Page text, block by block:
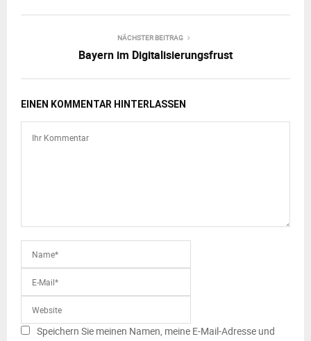
NÄCHSTER BEITRAG
Bayern im Digitalisierungsfrust
EINEN KOMMENTAR HINTERLASSEN
Speichern Sie meinen Namen, meine E-Mail-Adresse und